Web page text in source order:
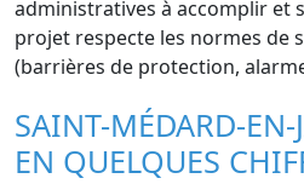
administratives à accomplir et
projet respecte les normes de
(barrières de protection,
SAINT-MÉDARD-EN-
EN QUELQUES